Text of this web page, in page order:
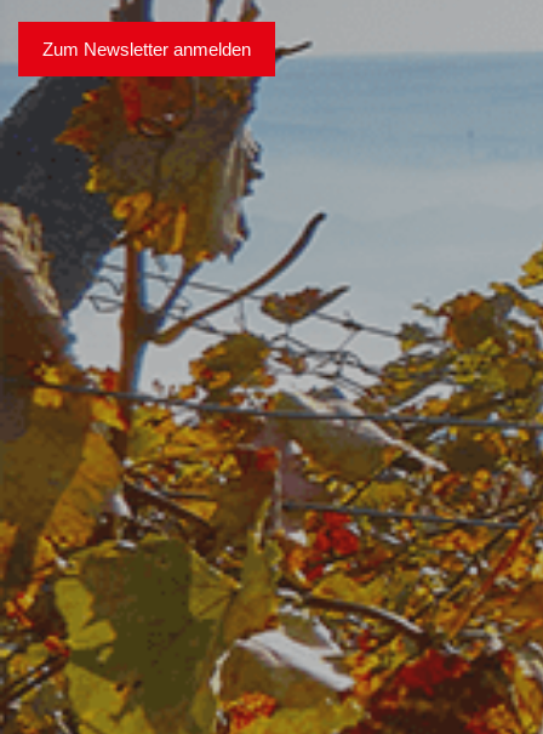
Zum Newsletter anmelden